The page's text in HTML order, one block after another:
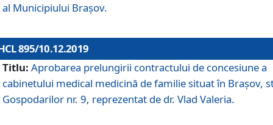
al Municipiului Brașov.
895/10.12.2019
Titlu: Aprobarea prelungirii contractului de concesiune a
cabinetului medical medicină de familie situat în Braşov,
Gospodarilor nr. 9, reprezentat de dr. Vlad Valeria.